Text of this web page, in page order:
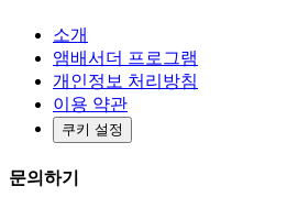
소개
앰배서더 프로그램
개인정보 처리방침
이용 약관
쿠키 설정
문의하기